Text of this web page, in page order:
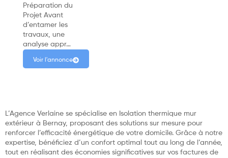
Préparation du
Projet Avant
d’entamer les
travaux, une
analyse appr…
Voir l'annonce
L’Agence Verlaine se spécialise en Isolation thermique mur
extérieur à Bernay, proposant des solutions sur mesure pour
renforcer l’efficacité énergétique de votre domicile. Grâce à notre
expertise, bénéficiez d’un confort optimal tout au long de l’année,
tout en réalisant des économies significatives sur vos factures de